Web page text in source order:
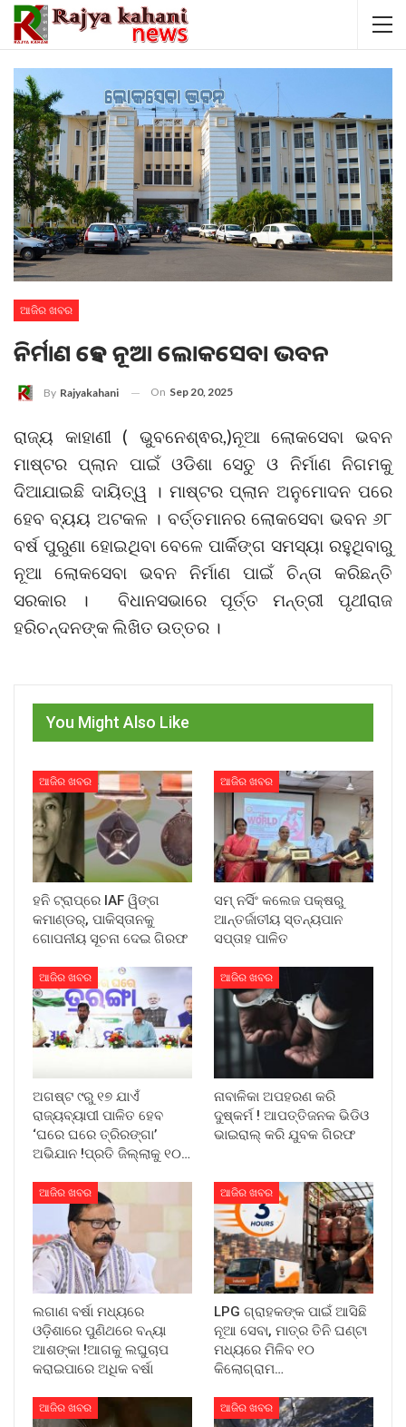
ଆଜିର ଖବର
ନିର୍ମାଣ ହେବ ନୂଆ ଲୋକସେବା ଭବନ
By Rajyakahani On Sep 20, 2025
ରାଜ୍ୟ କାହାଣୀ ( ଭୁବନେଶ୍ଵର,)ନୂଆ ଲୋକସେବା ଭବନ
ମାଷ୍ଟର ପ୍ଲାନ ପାଇଁ ଓଡିଶା ସେତୁ ଓ ନିର୍ମାଣ ନିଗମକୁ
ଦିଆଯାଇଛି ଦାୟିତ୍ୱ । ମାଷ୍ଟର ପ୍ଲାନ ଅନୁମୋଦନ ପରେ
ହେବ ବ୍ୟୟ ଅଟକଳ । ବର୍ତ୍ତମାନର ଲୋକସେବା ଭବନ ୬୮
ବର୍ଷ ପୁରୁଣା ହୋଇଥିବା ବେଳେ ପାର୍କିଙ୍ଗ ସମସ୍ୟା ରହୁଥିବାରୁ
ନୂଆ ଲୋକସେବା ଭବନ ନିର୍ମାଣ ପାଇଁ ଚିନ୍ତା କରିଛନ୍ତି
ସରକାର । ବିଧାନସଭାରେ ପୂର୍ତ୍ତ ମନ୍ତ୍ରୀ ପୃଥୀରାଜ
ହରିଚନ୍ଦନଙ୍କ ଲିଖିତ ଉତ୍ତର ।
You Might Also Like
ଆଜିର ଖବର
ହନି ଟ୍ରାପ୍‌ରେ IAF ୱିଙ୍ଗ
କମାଣ୍ଡର୍, ପାକିସ୍ତାନକୁ
ଗୋପନୀୟ ସୂଚନା ଦେଇ ଗିରଫ
ଆଜିର ଖବର
ସମ୍ ନର୍ସିଂ କଲେଜ ପକ୍ଷରୁ
ଆନ୍ତର୍ଜାତୀୟ ସ୍ତନ୍ୟପାନ
ସପ୍ତାହ ପାଳିତ
ଆଜିର ଖବର
ଅଗଷ୍ଟ ୯ରୁ ୧୭ ଯାଏଁ
ରାଜ୍ୟବ୍ୟାପୀ ପାଳିତ ହେବ
‘ଘରେ ଘରେ ତ୍ରିରଙ୍ଗା’
ଅଭିଯାନ !ପ୍ରତି ଜିଲ୍ଲାକୁ ୧୦…
ଆଜିର ଖବର
ନାବାଳିକା ଅପହରଣ କରି
ଦୁଷ୍କର୍ମ ! ଆପତ୍ତିଜନକ ଭିଡିଓ
ଭାଇରାଲ୍ କରି ଯୁବକ ଗିରଫ
ଆଜିର ଖବର
ଲଗାଣ ବର୍ଷା ମଧ୍ୟରେ
ଓଡ଼ିଶାରେ ପୁଣିଥରେ ବନ୍ୟା
ଆଶଙ୍କା !ଆଗକୁ ଲଘୁଚାପ
କରାଇପାରେ ଅଧିକ ବର୍ଷା
ଆଜିର ଖବର
LPG ଗ୍ରାହକଙ୍କ ପାଇଁ ଆସିଛି
ନୂଆ ସେବା, ମାତ୍ର ତିନି ଘଣ୍ଟା
ମଧ୍ୟରେ ମିଳିବ ୧୦
କିଲୋଗ୍ରାମ…
ଆଜିର ଖବର ଆଜିର ଖବର